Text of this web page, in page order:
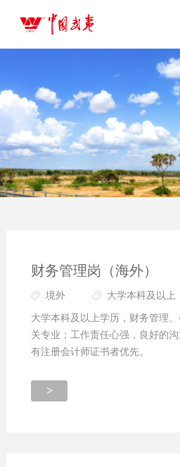
财务管理岗（海外）
境外
大学本科及以上
大学本科及以上学历，财务管理
关专业；工作责任心强，良好的
有注册会计师证书者优先。
>